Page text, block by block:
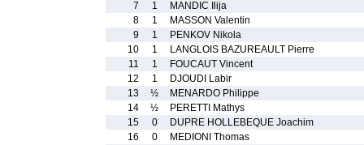
7
1
MANDIC Ilija
8
1
MASSON Valentin
9
1
PENKOV Nikola
10
1
LANGLOIS BAZUREAULT Pierre
11
1
FOUCAUT Vincent
12
1
DJOUDI Labir
13
½
MENARDO Philippe
14
½
PERETTI Mathys
15
0
DUPRE HOLLEBEQUE Joachim
16
0
MEDIONI Thomas